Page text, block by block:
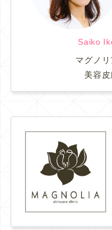
Saiko
マグノ
美容